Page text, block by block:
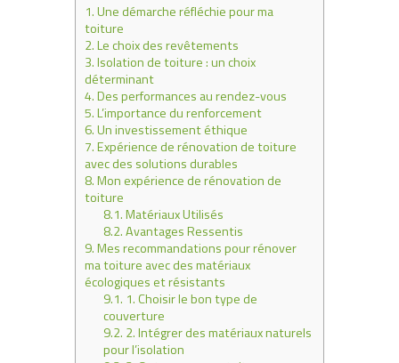
1.Une démarche réfléchie pour ma
toiture
2.Le choix des revêtements
3.Isolation de toiture : un choix
déterminant
4.Des performances au rendez-vous
5.L’importance du renforcement
6.Un investissement éthique
7.Expérience de rénovation de toiture
avec des solutions durables
8.Mon expérience de rénovation de
toiture
8.1.Matériaux Utilisés
8.2.Avantages Ressentis
9.Mes recommandations pour rénover
ma toiture avec des matériaux
écologiques et résistants
9.1. 1. Choisir le bon type de
couverture
9.2. 2. Intégrer des matériaux naturels
pour l’isolation